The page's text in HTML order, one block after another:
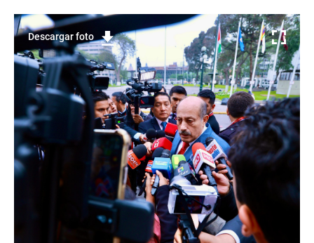
Descargar foto